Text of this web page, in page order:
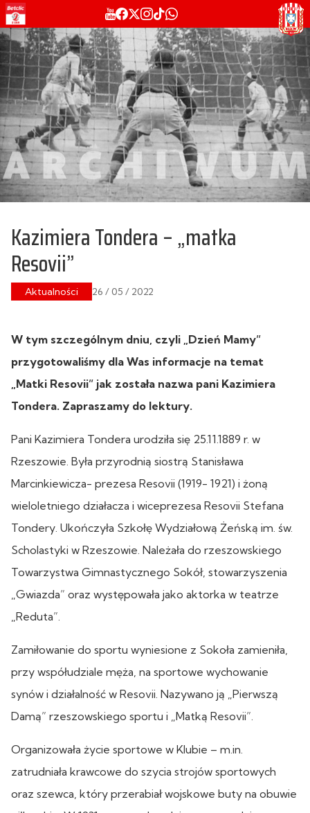
Kazimiera Tondera – „matka
Resovii”
Aktualności 26 / 05 / 2022
W tym szczególnym dniu, czyli „Dzień Mamy”
przygotowaliśmy dla Was informacje na temat
„Matki Resovii” jak została nazwa pani Kazimiera
Tondera. Zapraszamy do lektury.
Pani Kazimiera Tondera urodziła się 25.11.1889 r. w
Rzeszowie. Była przyrodnią siostrą Stanisława
Marcinkiewicza- prezesa Resovii (1919- 1921) i żoną
wieloletniego działacza i wiceprezesa Resovii Stefana
Tondery. Ukończyła Szkołę Wydziałową Żeńską im. św.
Scholastyki w Rzeszowie. Należała do rzeszowskiego
Towarzystwa Gimnastycznego Sokół, stowarzyszenia
„Gwiazda” oraz występowała jako aktorka w teatrze
„Reduta”.
Zamiłowanie do sportu wyniesione z Sokoła zamieniła,
przy współudziale męża, na sportowe wychowanie
synów i działalność w Resovii. Nazywano ją „Pierwszą
Damą” rzeszowskiego sportu i „Matką Resovii”.
Organizowała życie sportowe w Klubie – m.in.
zatrudniała krawcowe do szycia strojów sportowych
oraz szewca, który przerabiał wojskowe buty na obuwie